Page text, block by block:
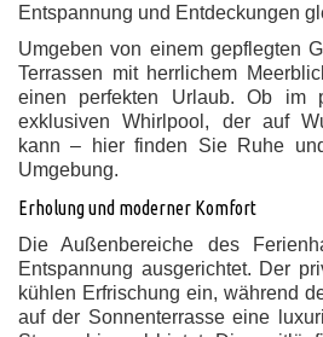
Entspannung und Entdeckungen
Umgeben von einem gepflegten
Terrassen mit herrlichem
einen perfekten Urlaub. Ob im
exklusiven Whirlpool, der auf
kann – hier finden Sie Ruhe
Umgebung.
Erholung und moderner Komfort
Die Außenbereiche des
Entspannung ausgerichtet. Der
kühlen Erfrischung ein, während
auf der Sonnenterrasse eine